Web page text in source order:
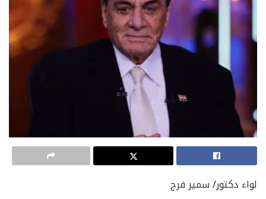
لواء دكتور/ سمير فرج